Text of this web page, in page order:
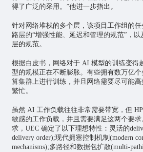
得了广泛的采用。”他进一步指出。
针对网络堆栈的多个层，该项目工作组的
路层的“增强性能、延迟和管理的规范”，
层的规范。
根据白皮书，网络对于 AI 模型的训练变得
型的规模正在不断膨胀。有些拥有数万亿
算集群上进行训练，并且网络需要尽可能
繁忙。
虽然 AI 工作负载往往非常需要带宽，但
敏感的工作负载，并且需要满足这两个要
求，UEC 确定了以下理想特性：灵活的
delivery order);现代拥塞控制机制(modern
mechanisms);多路径和数据包扩散(multi-